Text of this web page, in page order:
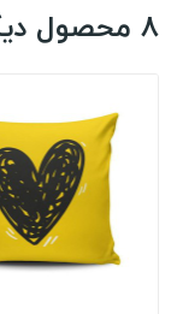
8 محصول دیگر در همین شاخه: